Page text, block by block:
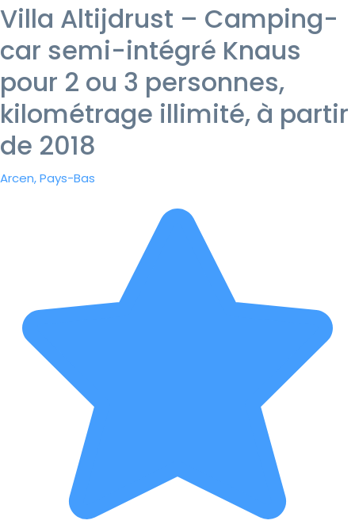
Villa Altijdrust – Camping-
car semi-intégré Knaus
pour 2 ou 3 personnes,
kilométrage illimité, à partir
de 2018
Arcen, Pays-Bas